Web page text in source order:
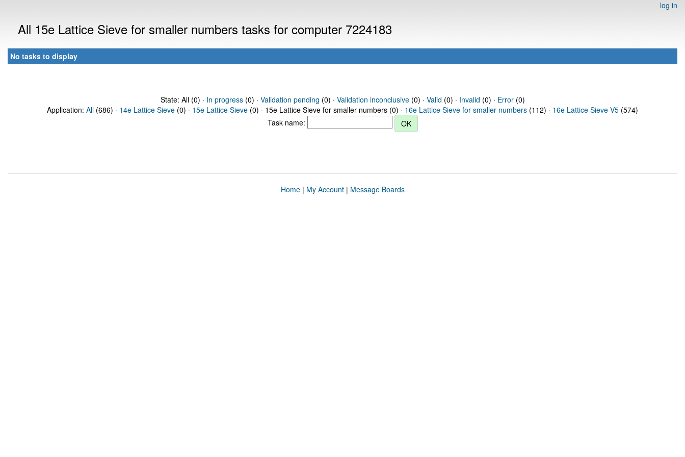
log in
All 15e Lattice Sieve for smaller numbers tasks for computer 7224183
No tasks to display
State: All (0) · In progress(0) · Validation pending (0) · Validation inconclusive(0) · Valid (0) · Invalid (0) · Error(0)
Application: All (686) · 14e Lattice Sieve (0) · 15e Lattice Sieve (0) · 15e Lattice Sieve for smaller numbers (0) · 16e Lattice Sieve for smaller numbers (112) · 16e Lattice Sieve V5 (574)
Task name:
Home| My Account| Message Boards